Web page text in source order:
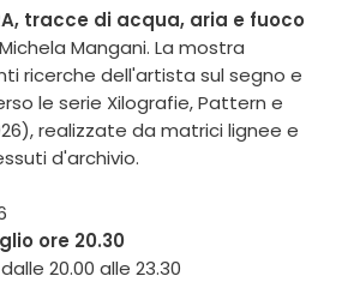
tracce di acqua, aria e fuoco
Mangani. La mostra
ricerche dell'artista sul segno e
le serie Xilografie, Pattern e
realizzate da matrici lignee e
d'archivio.
ore 20.30
20.00 alle 23.30